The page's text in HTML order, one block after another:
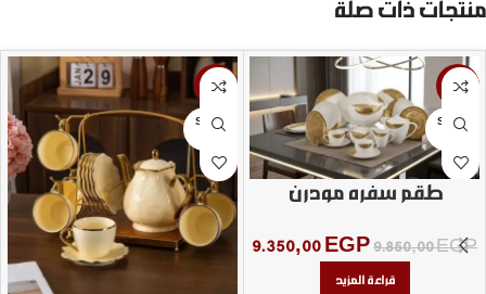
منتجات ذات صلة
-5%
SOLD
طقم سفره مودرن
9.850,00EGP
9.350,00 EGP
قراءة المزيد
-20%
SOLD